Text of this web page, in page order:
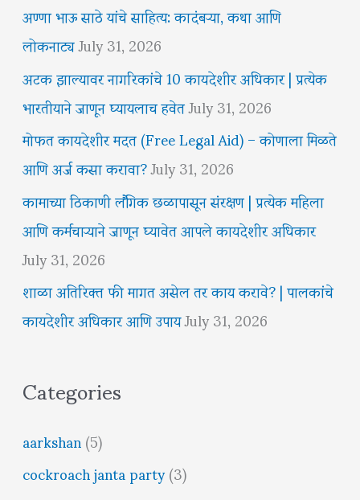
अण्णा भाऊ साठे यांचे साहित्य: कादंबऱ्या, कथा आणि
लोकनाट्यJuly 31, 2026
अटक झाल्यावर नागरिकांचे 10 कायदेशीर अधिकार | प्रत्येक
भारतीयाने जाणून घ्यायलाच हवेतJuly 31, 2026
मोफत कायदेशीर मदत (Free Legal Aid) – कोणाला मिळते
आणि अर्ज कसा करावा?July 31, 2026
कामाच्या ठिकाणी लैंगिक छळापासून संरक्षण | प्रत्येक महिला
आणि कर्मचाऱ्याने जाणून घ्यावेत आपले कायदेशीर अधिकार
July 31, 2026
शाळा अतिरिक्त फी मागत असेल तर काय करावे? | पालकांचे
कायदेशीर अधिकार आणि उपायJuly 31, 2026
Categories
aarkshan(5)
cockroach janta party(3)